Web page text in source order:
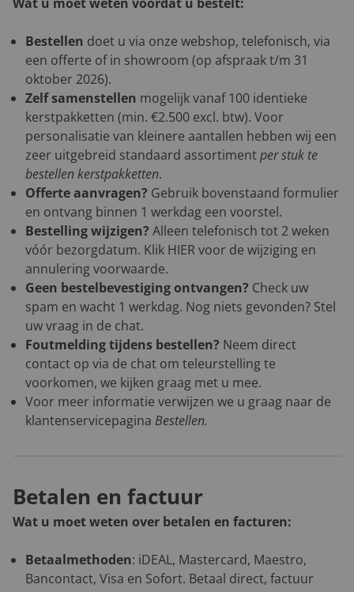
Bestellen doet u via onze webshop, telefonisch, via
een offerte of in showroom (op afspraak t/m 31
oktober 2026).
Zelf samenstellen mogelijk vanaf 100 identieke
kerstpakketten (min. €2.500 excl. btw). Voor
personalisatie van kleinere aantallen hebben wij een
zeer uitgebreid standaard assortimentper stuk te
bestellen kerstpakketten.
Offerte aanvragen? Gebruik bovenstaand formulier
en ontvang binnen 1 werkdag een voorstel.
Bestelling wijzigen? Alleen telefonisch tot 2 weken
vóór bezorgdatum. Klik HIERvoor de wijziging en
annulering voorwaarde.
Geen bestelbevestiging ontvangen? Check uw
spam en wacht 1 werkdag. Nog niets gevonden? Stel
uw vraag in de chat.
Foutmelding tijdens bestellen? Neem direct
contact op via de chat om teleurstelling te
voorkomen, we kijken graag met u mee.
Voor meer informatie verwijzen we u graag naar de
klantenservicepagina Bestellen.
Betalen en factuur
Wat u moet weten over betalen en facturen:
Betaalmethoden: iDEAL, Mastercard, Maestro,
Bancontact, Visa en Sofort. Betaal direct, factuur